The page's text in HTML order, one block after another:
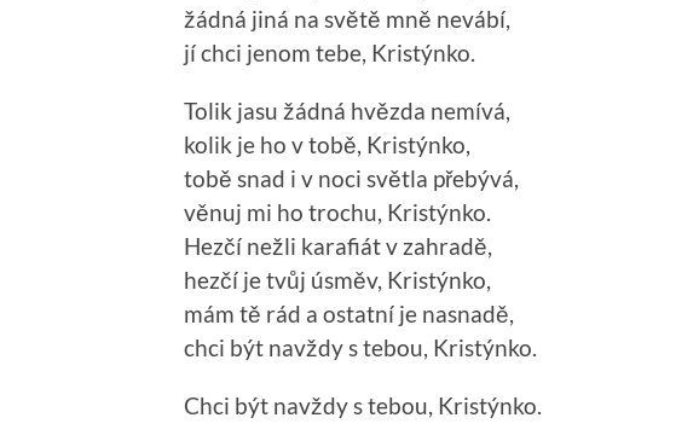
žádná jiná na světě mně nevábí,
jí chci jenom tebe, Kristýnko.
Tolik jasu žádná hvězda nemívá,
kolik je ho v tobě, Kristýnko,
tobě snad i v noci světla přebývá,
věnuj mi ho trochu, Kristýnko.
Hezčí nežli karafiát v zahradě,
hezčí je tvůj úsměv, Kristýnko,
mám tě rád a ostatní je nasnadě,
chci být navždy s tebou, Kristýnko.
Chci být navždy s tebou, Kristýnko.